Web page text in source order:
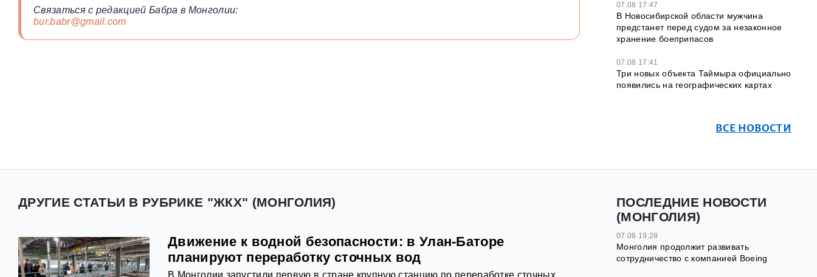
Связаться с редакцией Бабра в Монголии:
bur.babr@gmail.com
07.08 17:47
В Новосибирской области мужчина
предстанет перед судом за незаконное
хранение боеприпасов
07.08 17:41
Три новых объекта Таймыра официально
появились на географических картах
ВСЕ НОВОСТИ
ДРУГИЕ СТАТЬИ В РУБРИКЕ "ЖКХ" (МОНГОЛИЯ)
Движение к водной безопасности: в Улан-Баторе
планируют переработку сточных вод
В Монголии запустили первую в стране крупную станцию по переработке сточных
ПОСЛЕДНИЕ НОВОСТИ
(МОНГОЛИЯ)
07.08 19:28
Монголия продолжит развивать
сотрудничество с компанией Boeing